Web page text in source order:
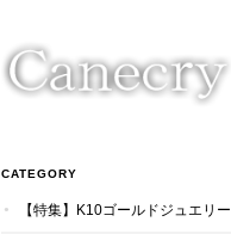
CATEGORY
【特集】K10ゴールドジュエリー